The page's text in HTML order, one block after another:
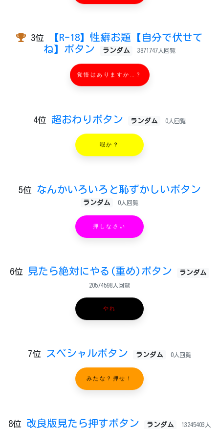
3位
【R-18】性癖お題【自分で伏せて
ね】ボタン
ランダム 3871747人回覧
覚悟はありますか…？
4位 超おわりボタン ランダム 0人回覧
暇か？
5位 なんかいろいろと恥ずかしいボタン
ランダム 0人回覧
押しなさい
6位 見たら絶対にやる(重め)ボタン ランダム
20574598人回覧
やれ
7位 スペシャルボタン ランダム 0人回覧
みたな？押せ！
8位 改良版見たら押すボタン ランダム 13245403人